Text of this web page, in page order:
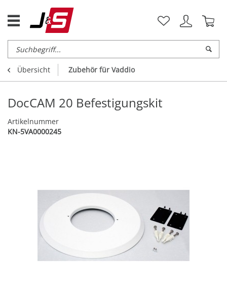
Übersicht Zubehör für Vaddio
DocCAM 20 Befestigungskit
Artikelnummer
KN-5VA0000245